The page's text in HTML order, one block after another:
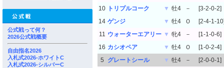
公式戦って何？
2026公式戦概要
自由指名2026
入札式2026-ホワイトC
入札式2026-シルバーC
10
トリプルコーク ▼ 牡4 －
[3-2-0-2]
14 ゲンジ ▼ 牡4 Ｏ
[2-4-1-
11 ウォーターエアリー ▼ 牝4 －
[1-1-0-6]
16 カシオペア ▼ 牡4 Ｏ
[1-0-2-4]
5
グレートシール ▼ 牡4 －
[2-0-0-1]